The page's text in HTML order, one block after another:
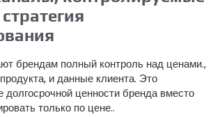
брендам полный контроль над ценами.,
и данные клиента. Это
долгосрочной ценности бренда вместо
только по цене..